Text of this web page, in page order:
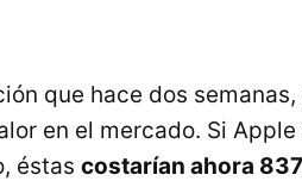
que hace dos semanas,
en el mercado. Si Apple
éstas costarían ahora